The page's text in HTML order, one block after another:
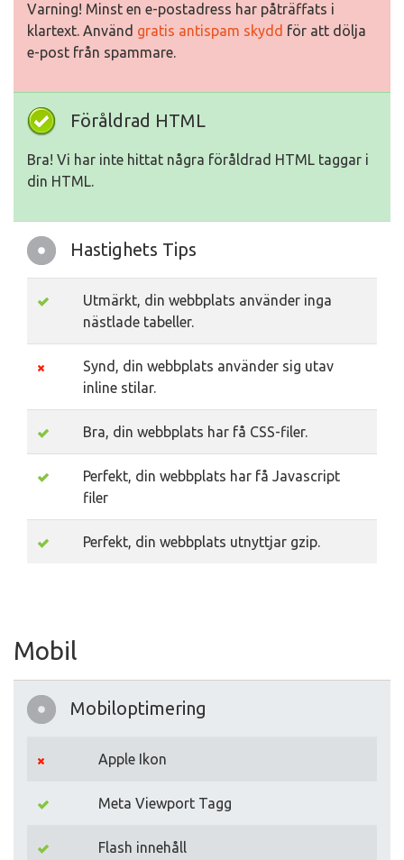
Varning! Minst en e-postadress har påträffats i
klartext. Använd gratis antispam skydd för att dölja
e-post från spammare.
Föråldrad HTML
Bra! Vi har inte hittat några föråldrad HTML taggar i
din HTML.
Hastighets Tips
Utmärkt, din webbplats använder inga
nästlade tabeller.
Synd, din webbplats använder sig utav
inline stilar.
Bra, din webbplats har få CSS-filer.
Perfekt, din webbplats har få Javascript
filer
Perfekt, din webbplats utnyttjar gzip.
Mobil
Mobiloptimering
Apple Ikon
Meta Viewport Tagg
Flash innehåll